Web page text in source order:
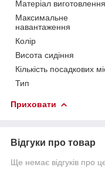
Матеріал виготовлення
Максимальне
навантаження
Колір
Висота сидіння
Кількість посадкових
Тип
Приховати
Відгуки про товар
Ще немає відгуків про